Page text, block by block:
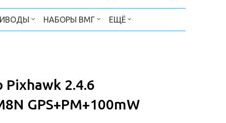
НАБОРЫ ВМГ ЕЩЁ
2.4.6
GPS+PM+100mW